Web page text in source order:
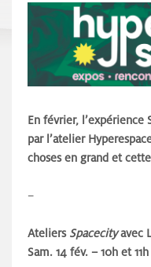
En février, l’expérience
par l’atelier
choses en grand et
–
Ateliers Spacecityavec
Sam. 14 fév. – 10h et 11h